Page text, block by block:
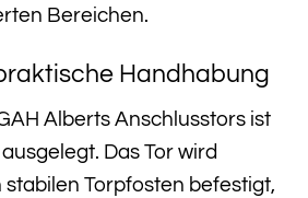
Bereichen.
Handhabung
Alberts Anschlusstors ist
Das Tor wird
Torpfosten befestigt,